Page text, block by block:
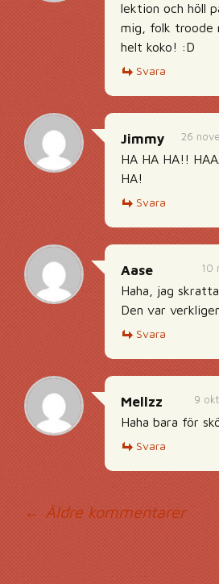
lektion och höll
mig, folk troode
helt koko! :D
Svara
26
Jimmy
HA HA HA!!
HA!
Svara
10
Aase
Haha, jag
Den var
Svara
9
Mellzz
Haha bara för
Svara
← Äldre kommentarer